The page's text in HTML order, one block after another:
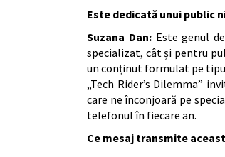
Este dedicată unui public
Suzana Dan:Este genul
specializat, cât și pentru
un conținut formulat pe
„Tech Rider’s Dilemma”
care ne înconjoară pe
telefonul în fiecare an.
Ce mesaj transmite